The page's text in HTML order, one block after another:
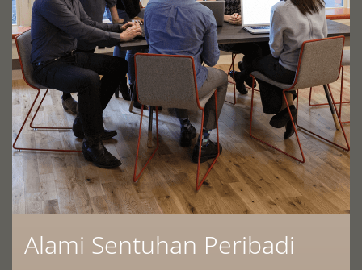
Alami Sentuhan Peribadi